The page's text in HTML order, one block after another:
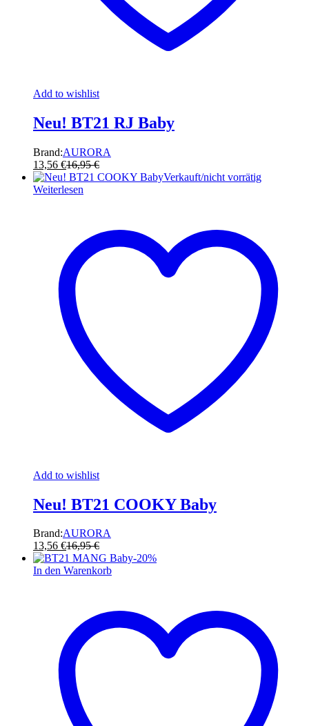
Add to wishlist
Neu! BT21 RJ Baby
Brand:AURORA
13,56 €16,95€
Verkauft/nicht vorrätig
Weiterlesen
Add to wishlist
Neu! BT21 COOKY Baby
Brand:AURORA
13,56 €16,95€
-20%
In den Warenkorb